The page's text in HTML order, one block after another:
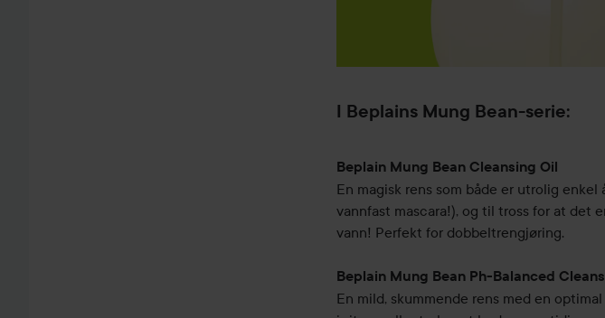
I Beplains Mung Bean-serie:
Beplain Mung Bean Cleansing Oil
En magisk rens som både er utrolig
vannfast mascara!), og til tross for at det
vann! Perfekt for dobbeltrengjøring.
Beplain Mung Bean Ph-Balanced
En mild, skummende rens med en